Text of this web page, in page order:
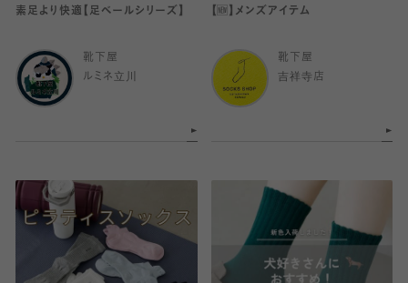
素足より快適【足ベールシリーズ】
靴下屋
ルミネ立川
【🆕】メンズアイテム
靴下屋
吉祥寺店